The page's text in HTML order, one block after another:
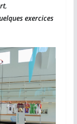
,
exercices